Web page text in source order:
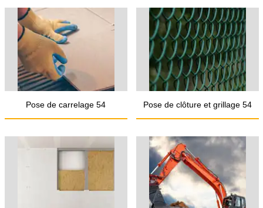
Pose de carrelage 54 Pose de clôture et grillage 54